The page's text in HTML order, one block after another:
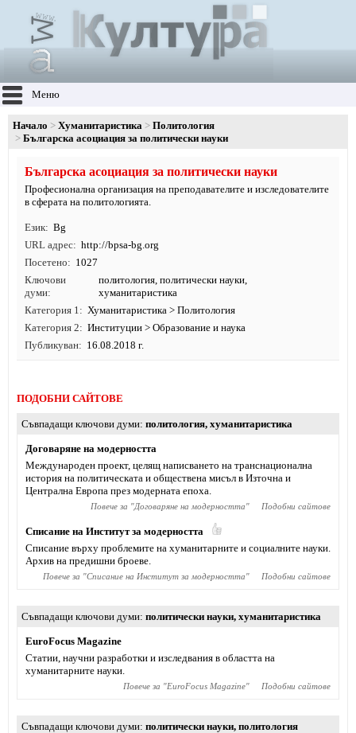
Меню
Начало Хуманитаристика
Политология
Българска асоциация за политически науки
Българска асоциация за политически науки
Професионална организация на преподавателите и изследователите
в сферата на политологията.
Език
Bg
URL адрес
http://bpsa-bg.org
Посетено
1027
Ключови
думи
политология,политически науки,
хуманитаристика
Категория 1
Хуманитаристика > Политология
Категория 2
Институции > Образование и наука
Публикуван
16.08.2018 г.
ПОДОБНИ САЙТОВЕ
Съвпадащи ключови думи политология, хуманитаристика
Договаряне на модерността
Международен проект, целящ написването на транснационална
история на политическата и обществена мисъл в Източна и
Централна Европа през модерната епоха.
Повече за "Договаряне на модерността" Подобни сайтове
Списание на Институт за модерността
Списание върху проблемите на хуманитарните и социалните науки.
Архив на предишни броеве.
Повече за "Списание на Институт за модерността" Подобни сайтове
Съвпадащи ключови думи политически науки, хуманитаристика
EuroFocus Magazine
Статии, научни разработки и изследвания в областта на
хуманитарните науки.
Повече за "EuroFocus Magazine" Подобни сайтове
Съвпадащи ключови думи политически науки, политология